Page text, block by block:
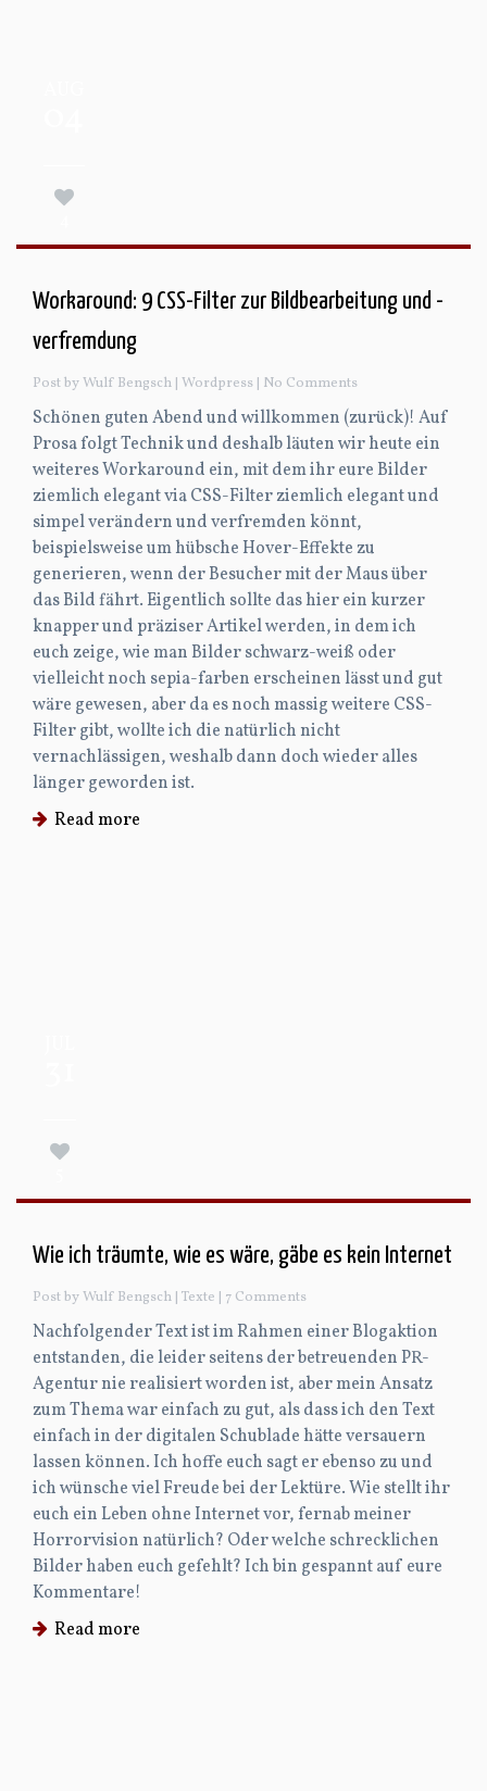
Workaround: 9 CSS-Filter zur Bildbearbeitung und -
verfremdung
Post by Wulf Bengsch | Wordpress | No Comments
Schönen guten Abend und willkommen (zurück)! Auf
Prosa folgt Technik und deshalb läuten wir heute ein
weiteres Workaround ein, mit dem ihr eure Bilder
ziemlich elegant via CSS-Filter ziemlich elegant und
simpel verändern und verfremden könnt,
beispielsweise um hübsche Hover-Effekte zu
generieren, wenn der Besucher mit der Maus über
das Bild fährt. Eigentlich sollte das hier ein kurzer
knapper und präziser Artikel werden, in dem ich
euch zeige, wie man Bilder schwarz-weiß oder
vielleicht noch sepia-farben erscheinen lässt und gut
wäre gewesen, aber da es noch massig weitere CSS-
Filter gibt, wollte ich die natürlich nicht
vernachlässigen, weshalb dann doch wieder alles
länger geworden ist.
Read more
Wie ich träumte, wie es wäre, gäbe es kein Internet
Post by Wulf Bengsch | Texte | 7 Comments
Nachfolgender Text ist im Rahmen einer Blogaktion
entstanden, die leider seitens der betreuenden PR-
Agentur nie realisiert worden ist, aber mein Ansatz
zum Thema war einfach zu gut, als dass ich den Text
einfach in der digitalen Schublade hätte versauern
lassen können. Ich hoffe euch sagt er ebenso zu und
ich wünsche viel Freude bei der Lektüre. Wie stellt ihr
euch ein Leben ohne Internet vor, fernab meiner
Horrorvision natürlich? Oder welche schrecklichen
Bilder haben euch gefehlt? Ich bin gespannt auf eure
Kommentare!
Read more